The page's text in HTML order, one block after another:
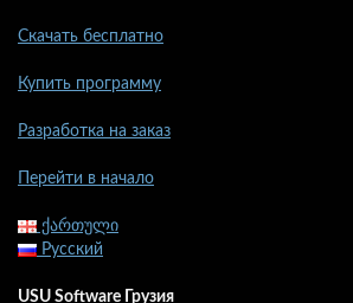
Скачать бесплатно
Купить программу
Разработка на заказ
Перейти в начало
ქართული
Русский
USU Software Грузия